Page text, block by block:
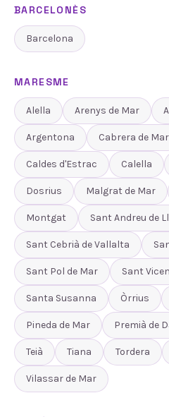
BARCELONÈS
Barcelona
MARESME
Alella Arenys de Mar
Argentona Cabrera de Mar
Caldes d'Estrac Calella
Dosrius Malgrat de Mar
Montgat Sant Andreu de
Sant Cebrià de Vallalta
Sant Pol de Mar Sant
Santa Susanna Òrrius
Pineda de Mar Premià de
Teià Tiana Tordera
Vilassar de Mar